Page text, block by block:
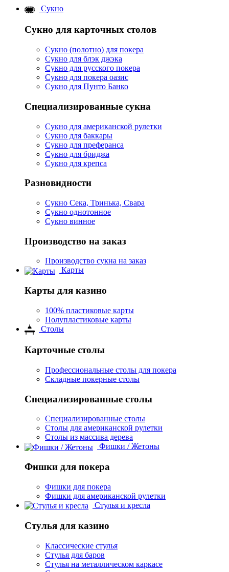
Сукно
Сукно для карточных столов
Сукно (полотно) для покера
Сукно для блэк джэка
Сукно для русского покера
Сукно для покера оазис
Сукно для Пунто Банко
Специализированные сукна
Сукно для американской рулетки
Сукно для баккары
Сукно для преферанса
Сукно для бриджа
Сукно для крепса
Разновидности
Сукно Сека, Тринька, Свара
Сукно однотонное
Сукно винное
Производство на заказ
Производство сукна на заказ
Карты
Карты для казино
100% пластиковые карты
Полупластиковые карты
Столы
Карточные столы
Профессиональные столы для покера
Складные покерные столы
Специализированные столы
Специализированные столы
Столы для американской рулетки
Столы из массива дерева
Фишки / Жетоны
Фишки для покера
Фишки для покера
Фишки для американской рулетки
Стулья и кресла
Стулья для казино
Классические стулья
Стулья для баров
Стулья на металлическом каркасе